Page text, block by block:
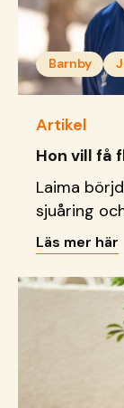
Barnby
Artikel
Hon vill få
Laima
sjuåring
SOS-
Läs mer här